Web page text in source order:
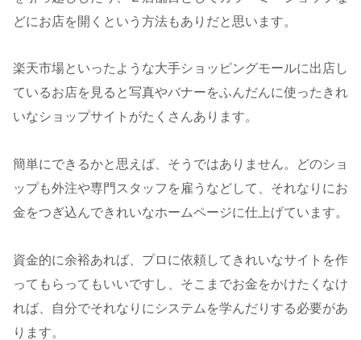
どにお店を開くという方法もありだと思います。
楽天市場といったような大手ショッピングモールに出店し
ているお店を見ると写真やバナーをふんだんに使ったきれ
いなショップサイトがたくさんあります。
簡単にできるかと思えば、そうではありません。どのショ
ップも外注や専門スタッフを雇うなどして、それなりにお
金をつぎ込んできれいなホームページに仕上げています。
資金的に余裕あれば、プロに依頼してきれいなサイトを作
ってもらってもいいですし、そこまでお金をかけたくなけ
れば、自分でそれなりにシステムを学んだりする必要があ
ります。